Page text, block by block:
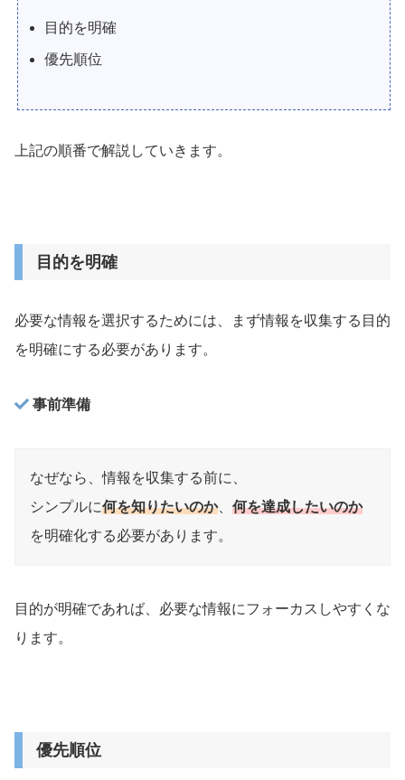
目的を明確
優先順位
上記の順番で解説していきます。
目的を明確
必要な情報を選択するためには、まず情報を収集する目的
を明確にする必要があります。
事前準備
なぜなら、情報を収集する前に、
シンプルに何を知りたいのか、 何を達成したいのか
を明確化する必要があります。
目的が明確であれば、必要な情報にフォーカスしやすくな
ります。
優先順位